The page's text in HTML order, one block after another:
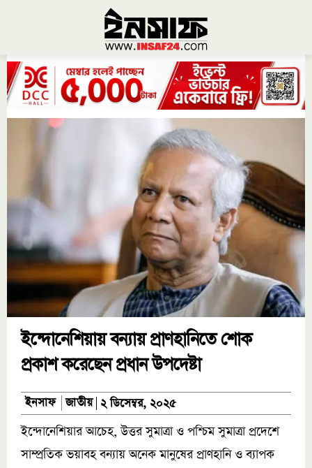
ইন্দোনেশিয়ায় বন্যায় প্রাণহানিতে শোক
প্রকাশ করেছেন প্রধান উপদেষ্টা
ইনসাফ জাতীয় ২ ডিসেম্বর, ২০২৫
ইন্দোনেশিয়ার আচেহ, উত্তর সুমাত্রা ও পশ্চিম সুমাত্রা প্রদেশে
সাম্প্রতিক ভয়াবহ বন্যায় অনেক মানুষের প্রাণহানি ও ব্যাপক